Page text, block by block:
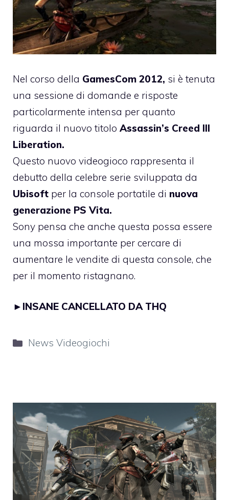
Nel corso della GamesCom 2012, si è tenuta
una sessione di domande e risposte
particolarmente intensa per quanto
riguarda il nuovo titolo Assassin’s Creed III
Liberation.
Questo nuovo videogioco rappresenta il
debutto della celebre serie sviluppata da
Ubisoft per la console portatile di nuova
generazione PS Vita.
Sony pensa che anche questa possa essere
una mossa importante per cercare di
aumentare le vendite di questa console, che
per il momento ristagnano.
► INSANE CANCELLATO DA THQ
Categorie
News Videogiochi